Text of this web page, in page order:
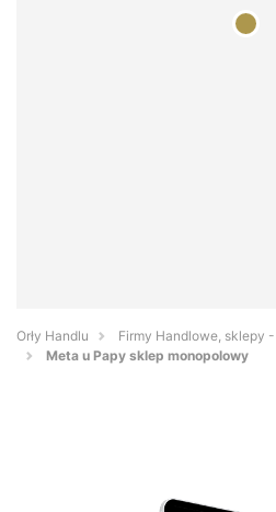
Orły Handlu
Firmy Handlowe, sklepy
Meta u Papy sklep monopolowy